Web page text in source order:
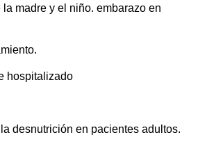
madre y el niño. embarazo en
hospitalizado
desnutrición en pacientes adultos.